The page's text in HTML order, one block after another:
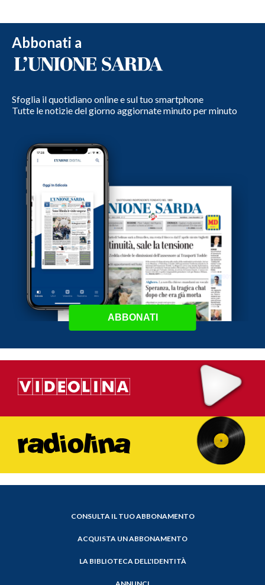
Abbonati a
Sfoglia il quotidiano online e sul tuo smartphone
Tutte le notizie del giorno aggiornate minuto per minuto
ABBONATI
CONSULTA IL TUO ABBONAMENTO
ACQUISTA UN ABBONAMENTO
LA BIBLIOTECA DELL'IDENTITÀ